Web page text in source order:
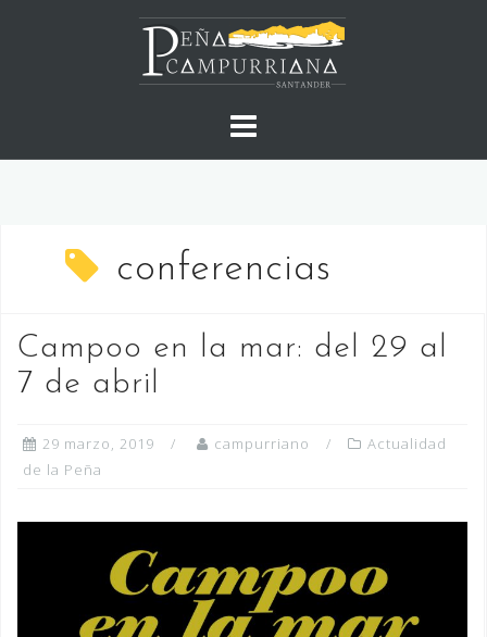
conferencias
Campoo en la mar: del 29 al
7 de abril
29 marzo, 2019 campurriano
Actualidad
de la Peña